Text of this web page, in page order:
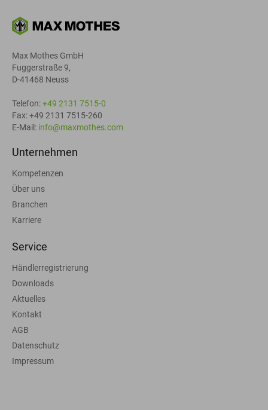
Max Mothes GmbH
Fuggerstraße 9,
D-41468 Neuss
Telefon:+49 2131 7515-0
Fax: +49 2131 7515-260
E-Mail: info@maxmothes.com
Unternehmen
Kompetenzen
Über uns
Branchen
Karriere
Service
Händlerregistrierung
Downloads
Aktuelles
Kontakt
AGB
Datenschutz
Impressum